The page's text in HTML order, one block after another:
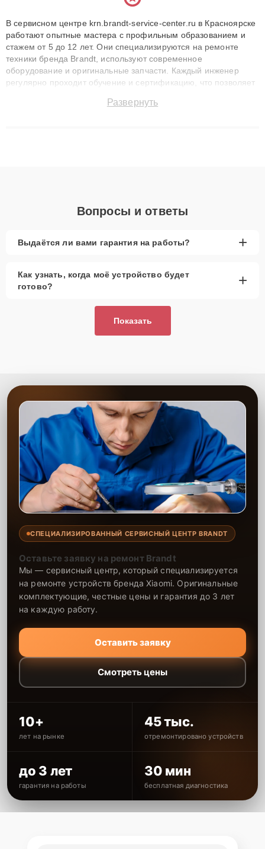
В сервисном центре krn.brandt-service-center.ru в Красноярске
работают опытные мастера с профильным образованием и
стажем от 5 до 12 лет. Они специализируются на ремонте
техники бренда Brandt, используют современное
оборудование и оригинальные запчасти. Каждый инженер
регулярно проходит обучение и сертификацию, что позволяет
технику с сохранением гарантии до 3 лет. Наши мастера
Развернуть
Вопросы и ответы
Выдаётся ли вами гарантия на работы? +
Как узнать, когда моё устройство будет
готово?
+
Показать
СПЕЦИАЛИЗИРОВАННЫЙ СЕРВИСНЫЙ ЦЕНТР BRANDT
Оставьте заявку на ремонт Brandt
Мы — сервисный центр, который специализируется
на ремонте устройств бренда Xiaomi. Оригинальные
комплектующие, честные цены и гарантия до 3 лет
на каждую работу.
Оставить заявку
Смотреть цены
10+
лет на рынке
45 тыс.
отремонтировано устройств
до 3 лет
гарантия на работы
30 мин
бесплатная диагностика